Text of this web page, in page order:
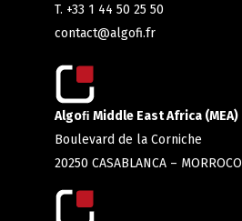
T. +33 1 44 50 25 50
contact@algofi.fr
Algoﬁ Middle East Africa (MEA)
Boulevard de la Corniche
20250 CASABLANCA – MORROCO